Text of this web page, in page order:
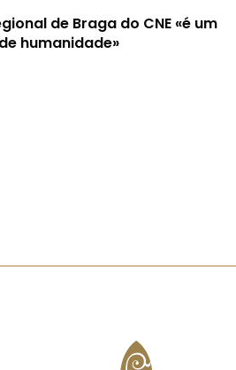
de Braga do CNE «é um
humanidade»